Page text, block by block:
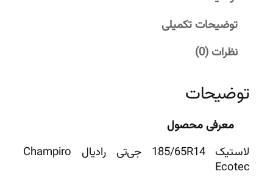
توضیحات تکمیلی
نظرات (0)
توضیحات
معرفی محصول
لاستیک 185/65R14 جی‌تی رادیال Champiro
Ecotec